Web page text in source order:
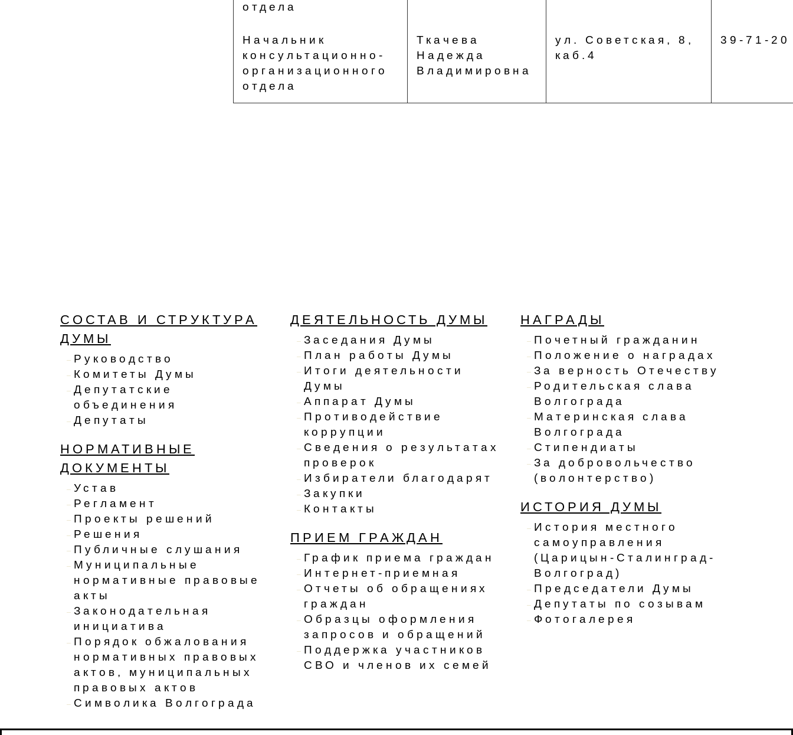
отдела
Начальник
консультационно-
организационного
отдела
Ткачева
Надежда
Владимировна
ул. Советская, 8,
каб.4
39-71-20
СОСТАВ И СТРУКТУРА
ДУМЫ
Руководство
Комитеты Думы
Депутатские
объединения
Депутаты
НОРМАТИВНЫЕ
ДОКУМЕНТЫ
Устав
Регламент
Проекты решений
Решения
Публичные слушания
Муниципальные
нормативные правовые
акты
Законодательная
инициатива
Порядок обжалования
нормативных правовых
актов, муниципальных
правовых актов
Символика Волгограда
ДЕЯТЕЛЬНОСТЬ ДУМЫ
Заседания Думы
План работы Думы
Итоги деятельности
Думы
Аппарат Думы
Противодействие
коррупции
Сведения о результатах
проверок
Избиратели благодарят
Закупки
Контакты
ПРИЕМ ГРАЖДАН
График приема граждан
Интернет-приемная
Отчеты об обращениях
граждан
Образцы оформления
запросов и обращений
Поддержка участников
СВО и членов их семей
НАГРАДЫ
Почетный гражданин
Положение о наградах
За верность Отечеству
Родительская слава
Волгограда
Материнская слава
Волгограда
Стипендиаты
За добровольчество
(волонтерство)
ИСТОРИЯ ДУМЫ
История местного
самоуправления
(Царицын-Сталинград-
Волгоград)
Председатели Думы
Депутаты по созывам
Фотогалерея